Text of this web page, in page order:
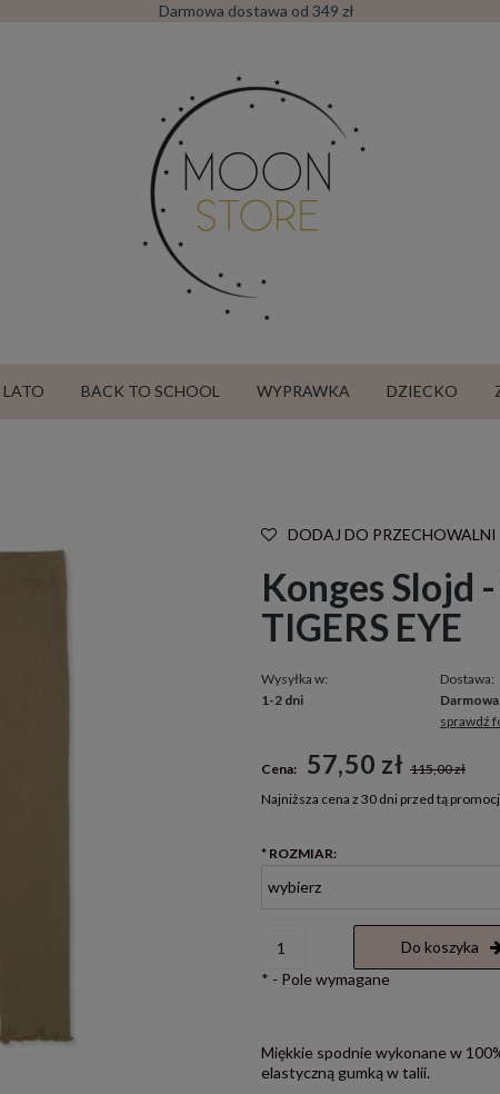
Darmowa dostawa od 349 zł
LATO BACK TO SCHOOL WYPRAWKA DZIECKO
DODAJ DO PRZECHOWALNI
Konges Slojd
TIGERS EYE
Wysyłka w:
1-2 dni
Dostawa:
Darmowa
płatności
sprawdź
Cena: 57,50 zł 115,00 zł
Najniższa cena z 30 dni przed tą
Jeżeli produkt jest sprzedawany
momentu, kiedy produkt pojawił
*ROZMIAR:
Do koszyka
* - Pole wymagane
Miękkie spodnie wykonane w
elastyczną gumką w talii.